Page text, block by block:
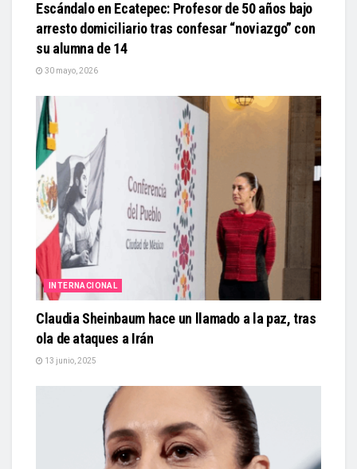
Escándalo en Ecatepec: Profesor de 50 años bajo
arresto domiciliario tras confesar “noviazgo” con
su alumna de 14
30 mayo, 2026
INTERNACIONAL
Claudia Sheinbaum hace un llamado a la paz, tras
ola de ataques a Irán
13 junio, 2025